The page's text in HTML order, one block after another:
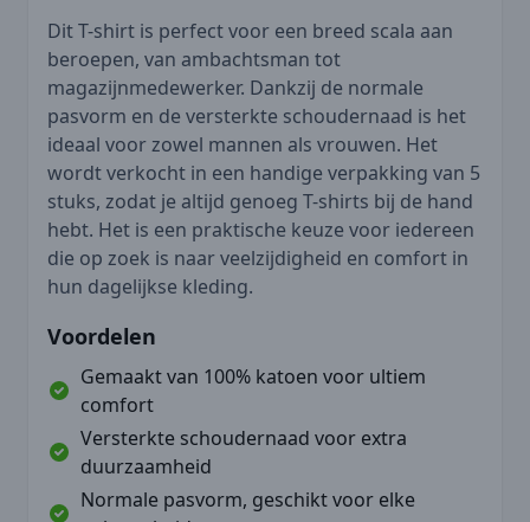
Dit T-shirt is perfect voor een breed scala aan
beroepen, van ambachtsman tot
magazijnmedewerker. Dankzij de normale
pasvorm en de versterkte schoudernaad is het
ideaal voor zowel mannen als vrouwen. Het
wordt verkocht in een handige verpakking van 5
stuks, zodat je altijd genoeg T-shirts bij de hand
hebt. Het is een praktische keuze voor iedereen
die op zoek is naar veelzijdigheid en comfort in
hun dagelijkse kleding.
Voordelen
Gemaakt van 100% katoen voor ultiem
comfort
Versterkte schoudernaad voor extra
duurzaamheid
Normale pasvorm, geschikt voor elke